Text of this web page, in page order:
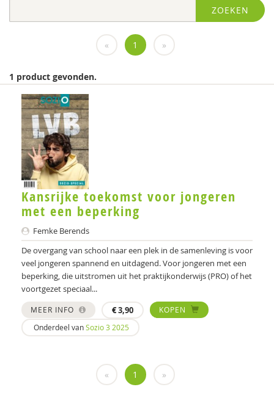
Flenke
KNMG
Landelijk Kenniscentrum LVB
LIDIE
Medewerkers van het Psychiatrisch centrum Sint-
Amandus in Beernem
Movisie
MSW
Politie
psychiater
ZOEKEN
« 1 »
1 product gevonden.
Kansrijke toekomst voor jongeren
met een beperking
Femke Berends
De overgang van school naar een plek in de samenleving is voor
veel jongeren spannend en uitdagend. Voor jongeren met een
beperking, die uitstromen uit het praktijkonderwijs (PRO) of het
voortgezet speciaal...
MEER INFO €3,90
KOPEN
Onderdeel vanSozio 3 2025
« 1 »